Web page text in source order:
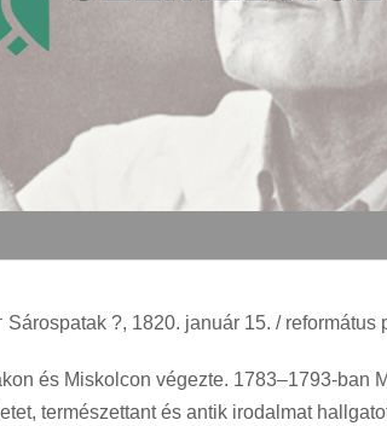
?, 1820. január 15. / református
és Miskolcon végezte. 1783–1793-ban
természettant és antik irodalmat